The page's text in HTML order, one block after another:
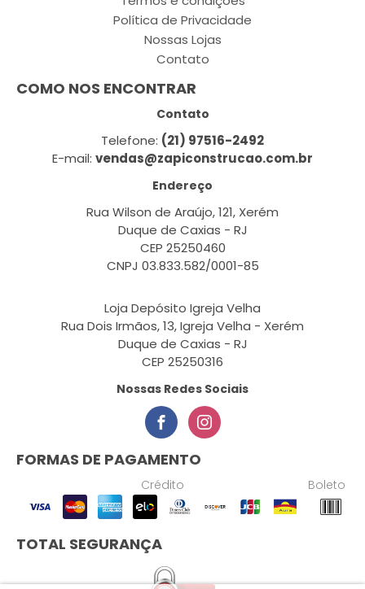
Política de Privacidade
Nossas Lojas
Contato
COMO NOS ENCONTRAR
Contato
Telefone: (21) 97516-2492
E-mail: vendas@zapiconstrucao.com.br
Endereço
Rua Wilson de Araújo, 121, Xerém
Duque de Caxias - RJ
CEP 25250460
CNPJ 03.833.582/0001-85
Loja Depósito Igreja Velha
Rua Dois Irmãos, 13, Igreja Velha - Xerém
Duque de Caxias - RJ
CEP 25250316
Nossas Redes Sociais
FORMAS DE PAGAMENTO
Crédito Boleto
TOTAL SEGURANÇA